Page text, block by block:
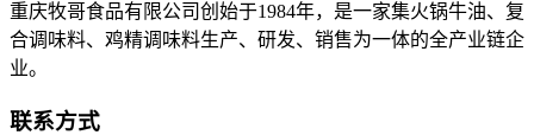
重庆牧哥食品有限公司创始于1984年，是一家集火锅牛油、复
合调味料、鸡精调味料生产、研发、销售为一体的全产业链企
业。
联系方式